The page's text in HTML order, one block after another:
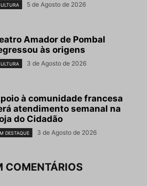
5 de Agosto de 2026
Amador de Pombal
às origens
3 de Agosto de 2026
à comunidade francesa
atendimento semanal na
do Cidadão
DESTAQUE 3 de Agosto de 2026
COMENTÁRIOS